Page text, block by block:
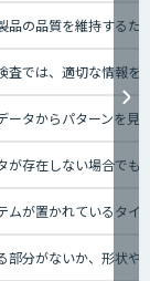
品の品質を維持する
査では、適切な情報を
ータからパターンを見
が存在しない場合でも
ムが置かれているタ
部分がないか、形状や